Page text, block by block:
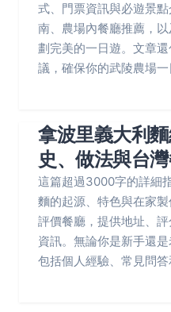
式、門票資訊與必遊景
南、農場內餐廳推薦，
劃完美的一日遊。文章
議，確保你的武陵農場一
拿波里義大利
史、做法與台
這篇超過3000字的詳細
麵的起源、特色與在家
評價餐廳，提供地址、
資訊。無論你是新手還
包括個人經驗、常見問答